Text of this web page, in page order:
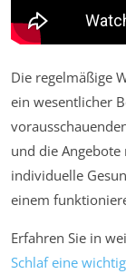
Die regelmäßige
ein wesentlicher
und die
individuelle
einem
Erfahren Sie in
Schlaf eine